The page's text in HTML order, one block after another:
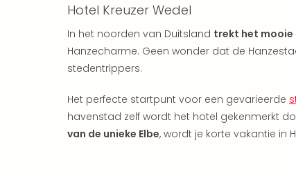
Hotel Kreuzer Wedel
In het noorden van Duitsland trekt het mooie
Hanzecharme. Geen wonder dat de
stedentrippers.
Het perfecte startpunt voor een gevarieerde
havenstad zelf wordt het hotel gekenmerkt
van de unieke Elbe, wordt je korte vakantie in